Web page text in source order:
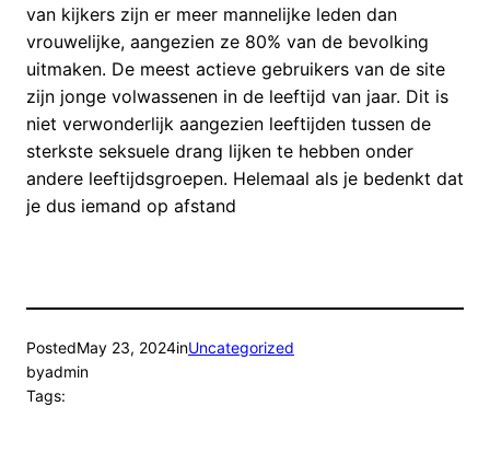
van kijkers zijn er meer mannelijke leden dan
vrouwelijke, aangezien ze 80% van de bevolking
uitmaken. De meest actieve gebruikers van de site
zijn jonge volwassenen in de leeftijd van jaar. Dit is
niet verwonderlijk aangezien leeftijden tussen de
sterkste seksuele drang lijken te hebben onder
andere leeftijdsgroepen. Helemaal als je bedenkt dat
je dus iemand op afstand
PostedMay 23, 2024inUncategorized
byadmin
Tags: